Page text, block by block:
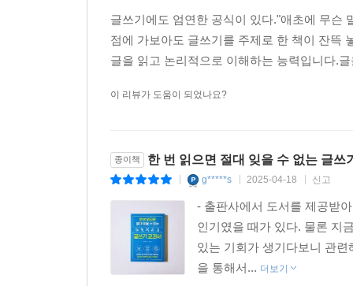
글쓰기에도 엄연한 공식이 있다. "애초에 무
점에 가보아도 글쓰기를 주제로 한 책이 잔뜩
글을 읽고 논리적으로 이해하는 능력입니다.
이 리뷰가 도움이 되었나요?
종이책 한 번 읽으면 절대 잊을 수 없는 글쓰
g*****s 2025-04-18 신고
- 출판사에서 도서를 제공받
인기였을 때가 있다. 물론 지
있는 기회가 생기다보니 관
을 통해서... 더보기